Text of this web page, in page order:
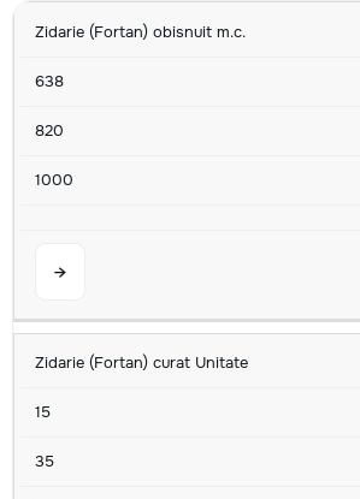
SERVICIU MIN AVG
Zidarie (Fortan) obisnuit m.c.
638
820
1000
→
Zidarie (Fortan) curat Unitate
15
35